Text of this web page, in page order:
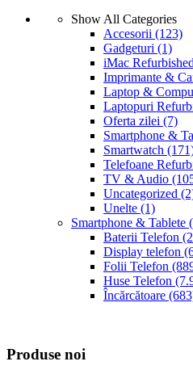
Show All Categories
Accesorii (123)
Gadgeturi (1)
iMac
Imprimante &
Laptop &
Laptopuri
Oferta zilei (7)
Smartphone &
Smartwatch
Telefoane
TV & Audio
Uncategorized
Unelte (1)
Smartphone & Tablete
Baterii Telefon
Display telefon
Folii Telefon
Huse Telefon
Încărcătoare
Produse noi